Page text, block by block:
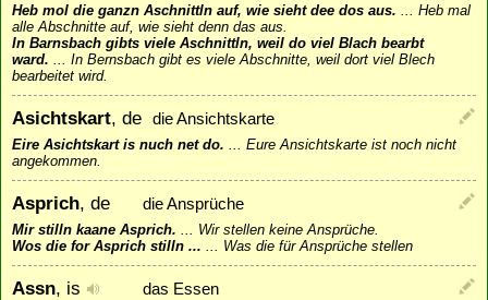
Heb mol die ganzn Aschnittln auf, wie sieht dee dos aus.
Heb mal
alle Abschnitte auf, wie sieht denn das aus.
In Barnsbach gibts viele Aschnittln, weil do viel Blach bearbt
ward.
In Bernsbach gibt es viele Abschnitte, weil dort viel Blech
bearbeitet wird.
Asichtskart, de die Ansichtskarte
Eire Asichtskart is nuch net do.
Eure Ansichtskarte ist noch nicht
angekommen.
Asprich, de die Ansprüche
Mir stilln kaane Asprich.
Wir stellen keine Ansprüche.
Wos die for Asprich stilln ...
Was die für Ansprüche stellen
Assn, is das Essen